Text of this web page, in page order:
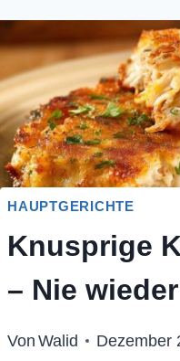
HAUPTGERICHTE
Knusprige
– Nie
Von Walid Dezember